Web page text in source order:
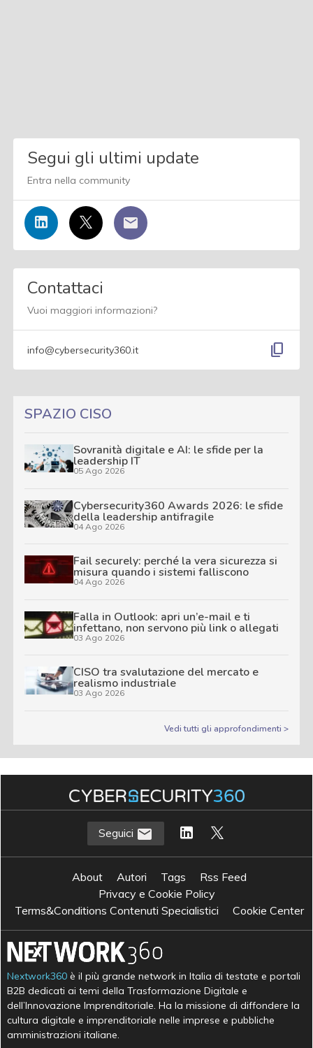
Segui gli ultimi update
Entra nella community
Contattaci
Vuoi maggiori informazioni?
info@cybersecurity360.it content_copy
SPAZIO CISO
Sovranità digitale e AI: le sfide per la
leadership IT
05 Ago 2026
Cybersecurity360 Awards 2026: le sfide
della leadership antifragile
04 Ago 2026
Fail securely: perché la vera sicurezza si
misura quando i sistemi falliscono
04 Ago 2026
Falla in Outlook: apri un’e-mail e ti
infettano, non servono più link o allegati
03 Ago 2026
CISO tra svalutazione del mercato e
realismo industriale
03 Ago 2026
Vedi tutti gli approfondimenti >
Seguici
About Autori Tags
Rss Feed
Privacy e Cookie Policy
Terms&Conditions Contenuti Specialistici
Cookie Center
Nextwork360 è il più grande network in Italia di testate e portali
B2B dedicati ai temi della Trasformazione Digitale e
dell’Innovazione Imprenditoriale. Ha la missione di diffondere la
cultura digitale e imprenditoriale nelle imprese e pubbliche
amministrazioni italiane.